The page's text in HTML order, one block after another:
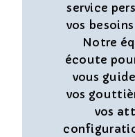
service
vos
Notre
écoute
vous
vos
vos